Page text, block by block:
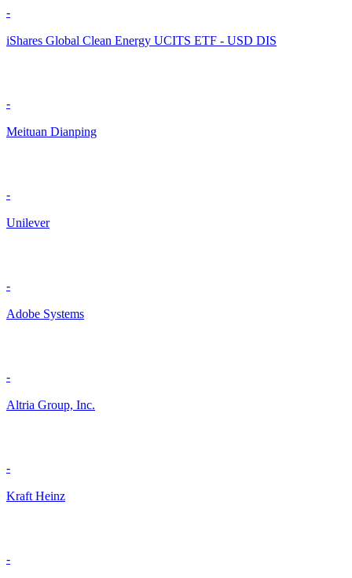
-
iShares Global Clean Energy UCITS ETF - USD DIS
-
Meituan Dianping
-
Unilever
-
Adobe Systems
-
Altria Group, Inc.
-
Kraft Heinz
-